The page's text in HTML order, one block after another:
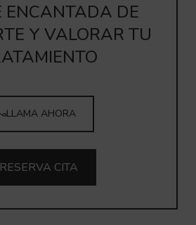
ENCANTADA DE
Y VALORAR TU
LLAMA AHORA
RESERVA CITA